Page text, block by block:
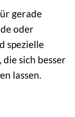
gerade
oder
spezielle
sich besser
lassen.